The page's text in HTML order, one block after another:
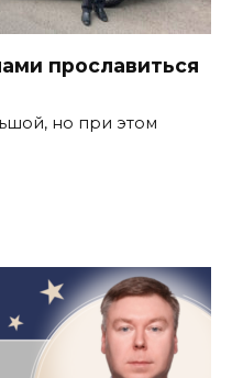
прославиться
но при этом